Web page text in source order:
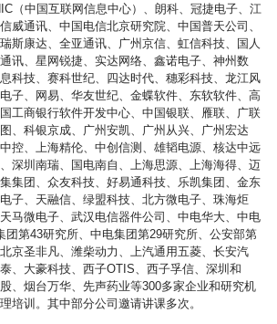
（中国互联网信息中心）、朗科、冠捷电子、江
威通讯、中国电信北京研究院、中国普天公司、
斯康达、全亚通讯、广州京信、虹信科技、国人
讯、星网锐捷、实达网络、鑫诺电子、神州数
科技、赛科世纪、四达时代、穗彩科技、龙江风
子、网易、华友世纪、金蝶软件、东软软件、高
工商银行软件开发中心、中国银联、雁联、广联
、科银京成、广州安凯、广州从兴、广州宏达
控、上海精伦、中创信测、雄韬电源、核达中远
深圳南瑞、国电南自、上海思源、上海海得、迈
集团、众友科技、好易通科技、乐凯集团、金东
子、天融信、绿盟科技、北方微电子、珠海炬
马微电子、武汉电信器件公司、中电华大、中电
团第43研究所、中电集团第29研究所、公安部第
京圣非凡、潍柴动力、上汽通用五菱、长安汽
、大豪科技、西子OTIS、西子孚信、深圳和
、烟台万华、先声药业等300多家企业和研究机
培训。其中部分公司邀请讲课多次。